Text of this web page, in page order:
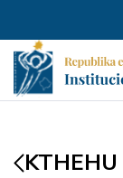
KTHEHU